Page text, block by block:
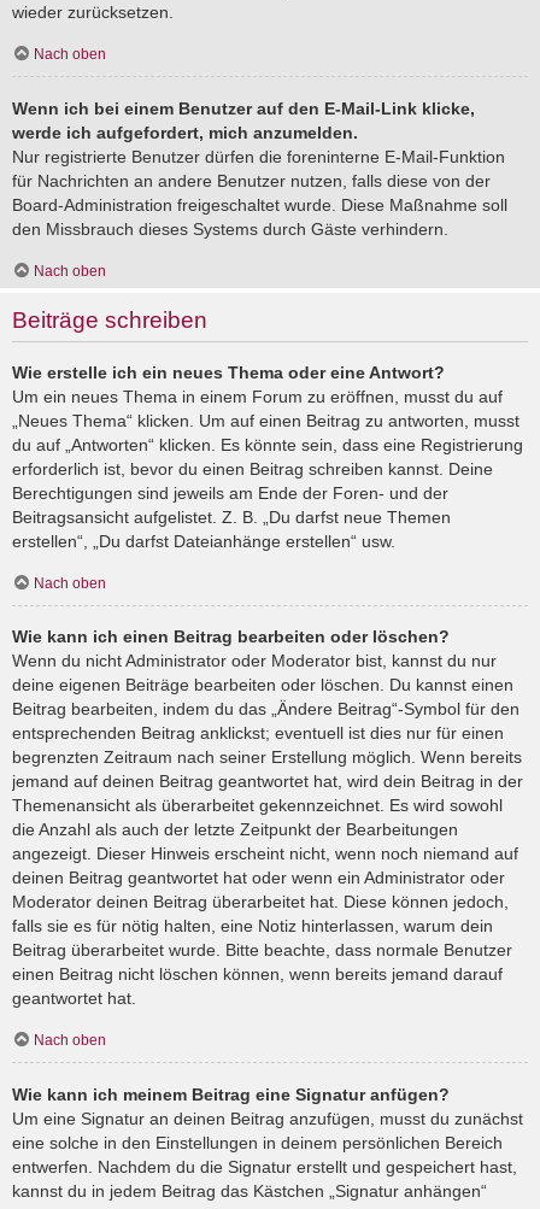
wieder zurücksetzen.
Nach oben
Wenn ich bei einem Benutzer auf den E-Mail-Link klicke,
werde ich aufgefordert, mich anzumelden.
Nur registrierte Benutzer dürfen die foreninterne E-Mail-Funktion
für Nachrichten an andere Benutzer nutzen, falls diese von der
Board-Administration freigeschaltet wurde. Diese Maßnahme soll
den Missbrauch dieses Systems durch Gäste verhindern.
Nach oben
Beiträge schreiben
Wie erstelle ich ein neues Thema oder eine Antwort?
Um ein neues Thema in einem Forum zu eröffnen, musst du auf
„Neues Thema“ klicken. Um auf einen Beitrag zu antworten, musst
du auf „Antworten“ klicken. Es könnte sein, dass eine Registrierung
erforderlich ist, bevor du einen Beitrag schreiben kannst. Deine
Berechtigungen sind jeweils am Ende der Foren- und der
Beitragsansicht aufgelistet. Z. B. „Du darfst neue Themen
erstellen“, „Du darfst Dateianhänge erstellen“ usw.
Nach oben
Wie kann ich einen Beitrag bearbeiten oder löschen?
Wenn du nicht Administrator oder Moderator bist, kannst du nur
deine eigenen Beiträge bearbeiten oder löschen. Du kannst einen
Beitrag bearbeiten, indem du das „Ändere Beitrag“-Symbol für den
entsprechenden Beitrag anklickst; eventuell ist dies nur für einen
begrenzten Zeitraum nach seiner Erstellung möglich. Wenn bereits
jemand auf deinen Beitrag geantwortet hat, wird dein Beitrag in der
Themenansicht als überarbeitet gekennzeichnet. Es wird sowohl
die Anzahl als auch der letzte Zeitpunkt der Bearbeitungen
angezeigt. Dieser Hinweis erscheint nicht, wenn noch niemand auf
deinen Beitrag geantwortet hat oder wenn ein Administrator oder
Moderator deinen Beitrag überarbeitet hat. Diese können jedoch,
falls sie es für nötig halten, eine Notiz hinterlassen, warum dein
Beitrag überarbeitet wurde. Bitte beachte, dass normale Benutzer
einen Beitrag nicht löschen können, wenn bereits jemand darauf
geantwortet hat.
Nach oben
Wie kann ich meinem Beitrag eine Signatur anfügen?
Um eine Signatur an deinen Beitrag anzufügen, musst du zunächst
eine solche in den Einstellungen in deinem persönlichen Bereich
entwerfen. Nachdem du die Signatur erstellt und gespeichert hast,
kannst du in jedem Beitrag das Kästchen „Signatur anhängen“